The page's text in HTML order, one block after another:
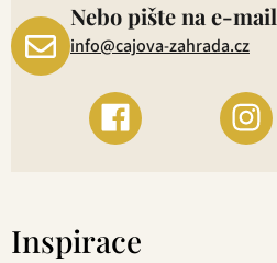
Nebo pište na e-mail
info@cajova-zahrada.cz
Inspirace